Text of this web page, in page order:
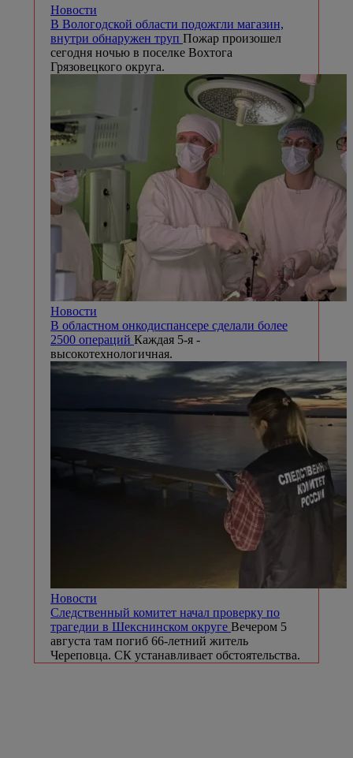
Новости
В Вологодской области подожгли магазин,
внутри обнаружен труп Пожар произошел
сегодня ночью в поселке Вохтога
Грязовецкого округа.
Новости
В областном онкодиспансере сделали более
2500 операций Каждая 5-я -
высокотехнологичная.
Новости
Следственный комитет начал проверку по
трагедии в Шекснинском округе Вечером 5
августа там погиб 66-летний житель
Череповца. СК устанавливает обстоятельства.